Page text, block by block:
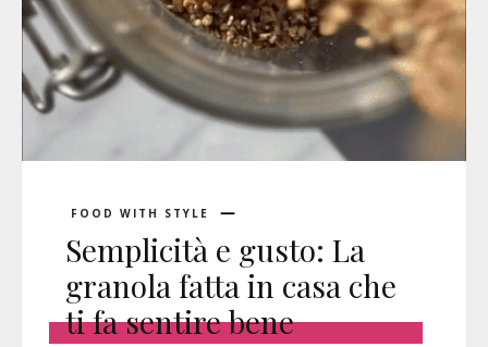
FOOD WITH STYLE
Semplicità e gusto: La
granola fatta in casa che
ti fa sentire bene